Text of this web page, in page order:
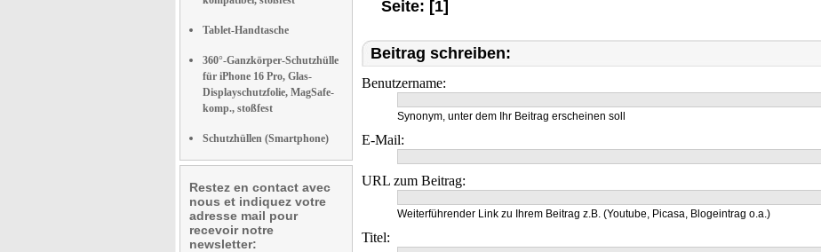
Tablet-Handtasche
360°-Ganzkörper-Schutzhülle
für iPhone 16 Pro, Glas-
Displayschutzfolie, MagSafe-
komp., stoßfest
Schutzhüllen (Smartphone)
Restez en contact avec
nous et indiquez votre
adresse mail pour
recevoir notre
newsletter:
Seite: [1]
Beitrag schreiben:
Benutzername:
Synonym, unter dem Ihr Beitrag erscheinen soll
E-Mail:
URL zum Beitrag:
Weiterführender Link zu Ihrem Beitrag z.B. (Youtube, Picasa, Blogeintrag o.a.)
Titel: